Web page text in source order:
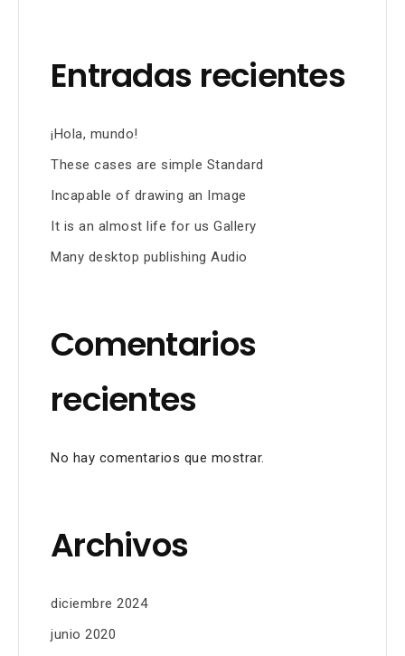
Entradas recientes
¡Hola, mundo!
These cases are simple Standard
Incapable of drawing an Image
It is an almost life for us Gallery
Many desktop publishing Audio
Comentarios
recientes
No hay comentarios que mostrar.
Archivos
diciembre 2024
junio 2020